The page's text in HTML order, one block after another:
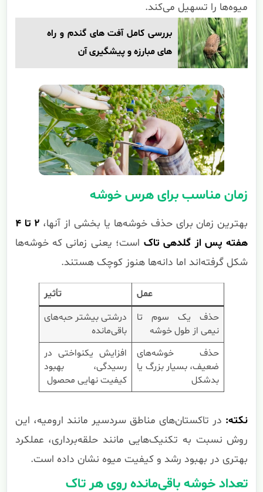
میوه‌ها را تسهیل می‌کند.
بررسی کامل آفت های گندم و راه
های مبارزه و پیشگیری آن
زمان مناسب برای هرس خوشه
بهترین زمان برای حذف خوشه‌ها یا بخشی از آنها،
۲ تا ۴
هفته پس از گلدهی تاک است؛ یعنی زمانی که خوشه‌ها
شکل گرفته‌اند اما دانه‌ها هنوز کوچک هستند.
عمل
تأثیر
حذف یک سوم تا
نیمی از طول خوشه
درشتی بیشتر حبه‌های
باقی‌مانده
حذف خوشه‌های
ضعیف، بسیار بزرگ یا
بدشکل
افزایش یکنواختی در
رسیدگی، بهبود
کیفیت نهایی محصول
نکته: در تاکستان‌های مناطق سردسیر مانند ارومیه، این
روش نسبت به تکنیک‌هایی مانند حلقه‌برداری، عملکرد
بهتری در بهبود رشد و کیفیت میوه نشان داده است.
تعداد خوشه باقی‌مانده روی هر تاک